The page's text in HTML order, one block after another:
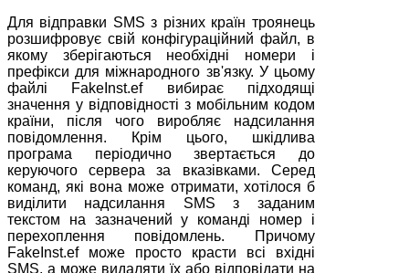
Для відправки SMS з різних країн троянець
розшифровує свій конфігураційний файл, в
якому зберігаються необхідні номери і
префікси для міжнародного зв'язку. У цьому
файлі FakeInst.ef вибирає підходящі
значення у відповідності з мобільним кодом
країни, після чого виробляє надсилання
повідомлення. Крім цього, шкідлива
програма періодично звертається до
керуючого сервера за вказівками. Серед
команд, які вона може отримати, хотілося б
виділити надсилання SMS з заданим
текстом на зазначений у команді номер і
перехоплення повідомлень. Причому
FakeInst.ef може просто красти всі вхідні
SMS, а може видаляти їх або відповідати на